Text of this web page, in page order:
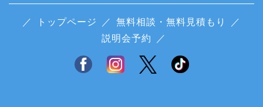
／ トップページ ／ 無料相談・無料見積もり
／
説明会予約 ／